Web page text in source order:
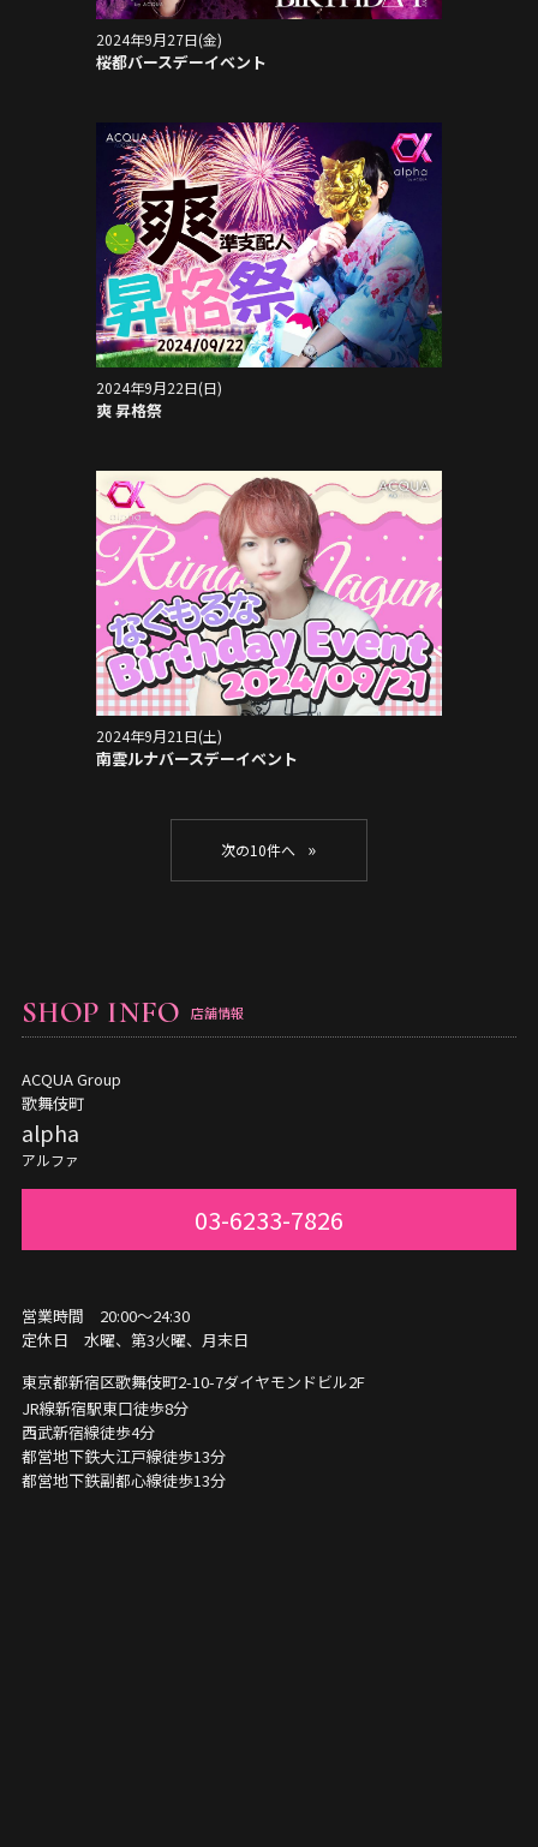
2024年9月27日(金)
桜都バースデーイベント
2024年9月22日(日)
爽 昇格祭
2024年9月21日(土)
南雲ルナバースデーイベント
»
SHOP INFO 店舗情報
ACQUA Group
歌舞伎町
alpha
アルファ
03-6233-7826
営業時間 20:00～24:30
定休日 水曜、第3火曜、月末日
東京都新宿区歌舞伎町2-10-7ダイヤモンドビル2F
JR線新宿駅東口徒歩8分
西武新宿線徒歩4分
都営地下鉄大江戸線徒歩13分
都営地下鉄副都心線徒歩13分